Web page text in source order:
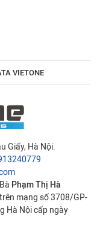
VIETONE
Giấy, Hà Nội.
Phạm Thị Hà
mạng số 3708/GP-
Hà Nội cấp ngày